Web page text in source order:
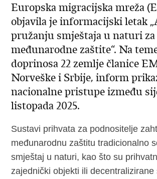
Europska migracijska mreža
objavila je informacijski letak
pružanju smještaja u naturi
međunarodne zaštite“. Na
doprinosa 22 zemlje članice
Norveške i Srbije, inform
nacionalne pristupe između
listopada 2025.
Sustavi prihvata za podnositelje
međunarodnu zaštitu tradicionalno
smještaj u naturi, kao što su
zajednički objekti ili decentralizirane